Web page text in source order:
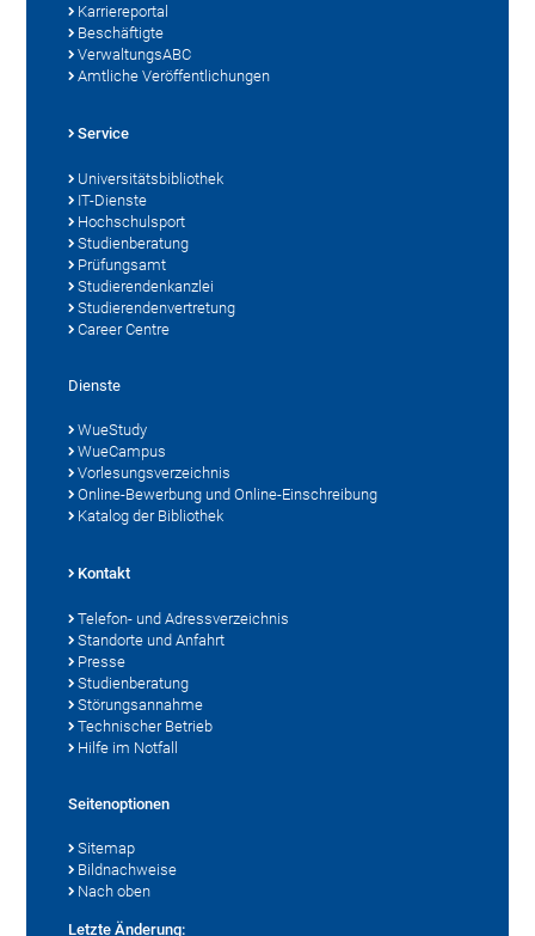
Karriereportal
Beschäftigte
VerwaltungsABC
Amtliche Veröffentlichungen
Service
Universitätsbibliothek
IT-Dienste
Hochschulsport
Studienberatung
Prüfungsamt
Studierendenkanzlei
Studierendenvertretung
Career Centre
Dienste
WueStudy
WueCampus
Vorlesungsverzeichnis
Online-Bewerbung und Online-Einschreibung
Katalog der Bibliothek
Kontakt
Telefon- und Adressverzeichnis
Standorte und Anfahrt
Presse
Studienberatung
Störungsannahme
Technischer Betrieb
Hilfe im Notfall
Seitenoptionen
Sitemap
Bildnachweise
Nach oben
Letzte Änderung: